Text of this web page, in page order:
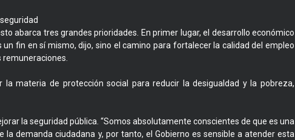
abarca tres grandes prioridades. En primer lugar, el desarrollo económico
un fin en sí mismo, dijo, sino el camino para fortalecer la calidad del empleo
remuneraciones.
la materia de protección social para reducir la desigualdad y la pobreza,
la seguridad pública. “Somos absolutamente conscientes de que es una
la demanda ciudadana y, por tanto, el Gobierno es sensible a atender esta